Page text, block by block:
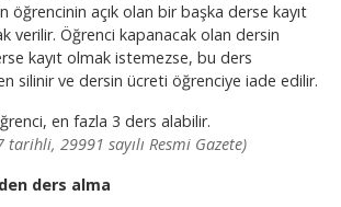
öğrencinin açık olan bir başka derse kayıt
verilir. Öğrenci kapanacak olan dersin
kayıt olmak istemezse, bu ders
silinir ve dersin ücreti öğrenciye iade edilir.
en fazla 3 ders alabilir.
tarihli, 29991 sayılı Resmi Gazete)
ders alma